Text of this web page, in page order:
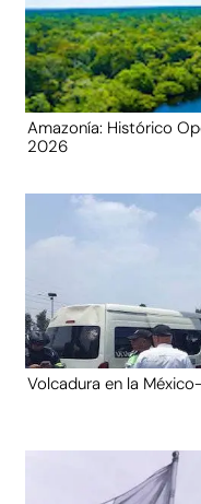
Amazonía: Histórico
2026
Volcadura en la